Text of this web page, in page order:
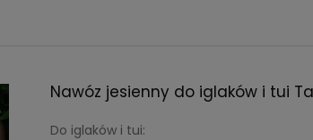
Nawóz jesienny do iglaków i tui
Do iglaków i tui: